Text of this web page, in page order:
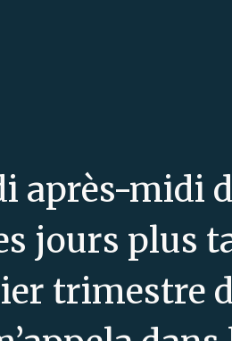
après-midi
jours plus
trimestre